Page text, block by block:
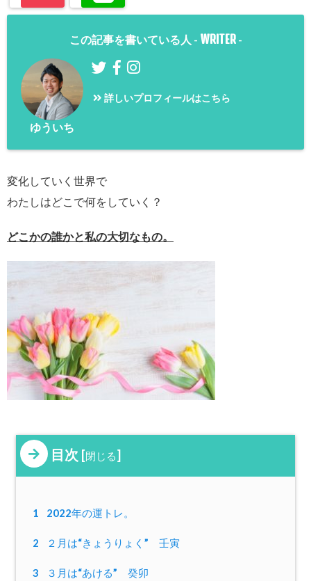
この記事を書いている人 - WRITER-
ゆういち
詳しいプロフィールはこちら
変化していく世界で
わたしはどこで何をしていく？
どこかの誰かと私の大切なもの。
目次 [閉じる]
1 2022年の運トレ。
2 ２月は“きょうりょく” 壬寅
3 ３月は“あける” 癸卯